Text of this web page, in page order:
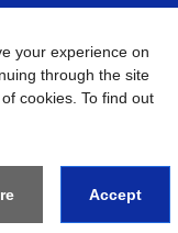
Kunjungi Situs Global
your experience on
through the site
cookies. To find out
Accept